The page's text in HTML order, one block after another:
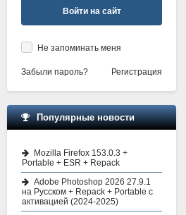
Войти на сайт
Не запоминать меня
Забыли пароль? Регистрация
Популярные новости
Mozilla Firefox 153.0.3 +
Portable + ESR + Repack
Adobe Photoshop 2026 27.9.1
на Русском + Repack + Portable с
активацией (2024-2025)